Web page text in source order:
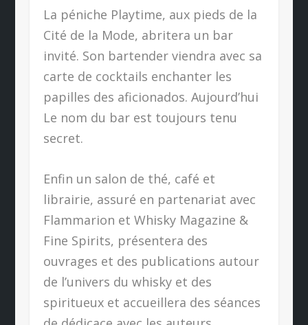
La péniche Playtime, aux pieds de la
Cité de la Mode, abritera un bar
invité. Son bartender viendra avec sa
carte de cocktails enchanter les
papilles des aficionados. Aujourd’hui
Le nom du bar est toujours tenu
secret.
Enfin un salon de thé, café et
librairie, assuré en partenariat avec
Flammarion et Whisky Magazine &
Fine Spirits, présentera des
ouvrages et des publications autour
de l’univers du whisky et des
spiritueux et accueillera des séances